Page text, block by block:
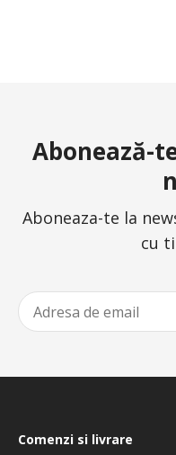
Abonează-
Aboneaza-te la
cu
Comenzi si livrare